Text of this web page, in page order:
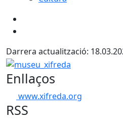
Darrera actualització:
museu_xifreda
Enllaços
www.xifreda.org
RSS